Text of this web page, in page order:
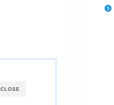
CLOSE